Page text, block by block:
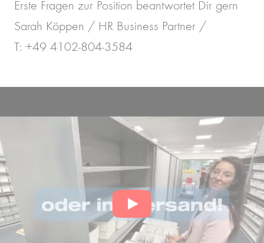
Erste Fragen zur Position beantwortet Dir gern
Sarah Köppen / HR Business Partner /
T: +49 4102-804-3584